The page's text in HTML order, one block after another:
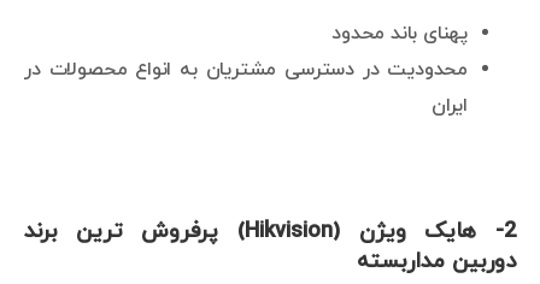
پهنای باند محدود
محدودیت در دسترسی مشتریان به انواع محصولات در
ایران
2- هایک ویژن (Hikvision) پرفروش ترین برند
دوربین مداربسته